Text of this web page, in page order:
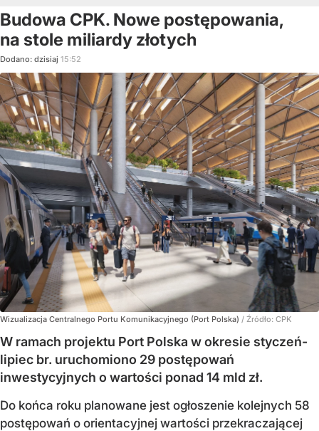
Budowa CPK. Nowe postępowania,
na stole miliardy złotych
Dodano: dzisiaj 15:52
Wizualizacja Centralnego Portu Komunikacyjnego (Port Polska) / Źródło: CPK
W ramach projektu Port Polska w okresie styczeń-
lipiec br. uruchomiono 29 postępowań
inwestycyjnych o wartości ponad 14 mld zł.
Do końca roku planowane jest ogłoszenie kolejnych 58
postępowań o orientacyjnej wartości przekraczającej